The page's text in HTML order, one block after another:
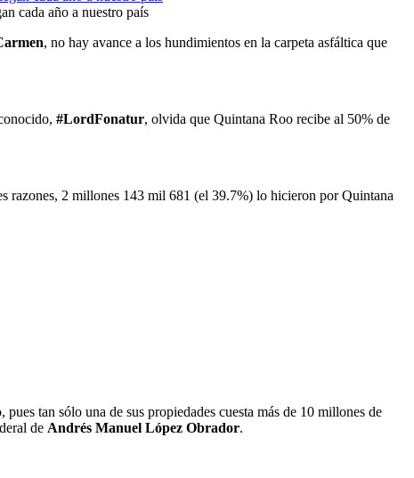
cada año a nuestro país
, no hay avance a los hundimientos en la carpeta asfáltica que
#LordFonatur, olvida que Quintana Roo recibe al 50% de
razones, 2 millones 143 mil 681 (el 39.7%) lo hicieron por Quintana
tan sólo una de sus propiedades cuesta más de 10 millones de
de Andrés Manuel López Obrador.